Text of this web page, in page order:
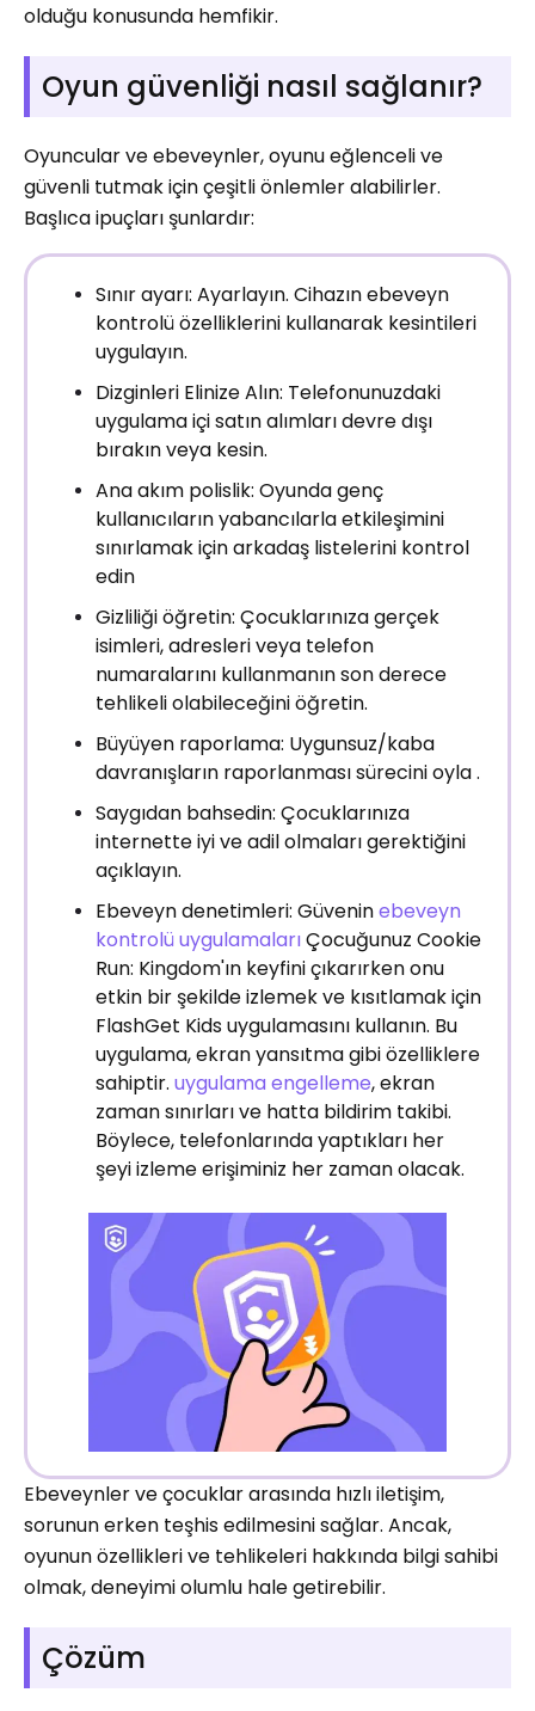
olduğu konusunda hemfikir.
Oyun güvenliği nasıl sağlanır?
Oyuncular ve ebeveynler, oyunu eğlenceli ve
güvenli tutmak için çeşitli önlemler alabilirler.
Başlıca ipuçları şunlardır:
Sınır ayarı: Ayarlayın. Cihazın ebeveyn
kontrolü özelliklerini kullanarak kesintileri
uygulayın.
Dizginleri Elinize Alın: Telefonunuzdaki
uygulama içi satın alımları devre dışı
bırakın veya kesin.
Ana akım polislik: Oyunda genç
kullanıcıların yabancılarla etkileşimini
sınırlamak için arkadaş listelerini kontrol
edin
Gizliliği öğretin: Çocuklarınıza gerçek
isimleri, adresleri veya telefon
numaralarını kullanmanın son derece
tehlikeli olabileceğini öğretin.
Büyüyen raporlama: Uygunsuz/kaba
davranışların raporlanması sürecini oyla .
Saygıdan bahsedin: Çocuklarınıza
internette iyi ve adil olmaları gerektiğini
açıklayın.
Ebeveyn denetimleri: Güveninebeveyn
kontrolü uygulamalarıÇocuğunuz Cookie
Run: Kingdom'ın keyfini çıkarırken onu
etkin bir şekilde izlemek ve kısıtlamak için
FlashGet Kids uygulamasını kullanın. Bu
uygulama, ekran yansıtma gibi özelliklere
sahiptir. uygulama engelleme, ekran
zaman sınırları ve hatta bildirim takibi.
Böylece, telefonlarında yaptıkları her
şeyi izleme erişiminiz her zaman olacak.
Ebeveynler ve çocuklar arasında hızlı iletişim,
sorunun erken teşhis edilmesini sağlar. Ancak,
oyunun özellikleri ve tehlikeleri hakkında bilgi sahibi
olmak, deneyimi olumlu hale getirebilir.
Çözüm